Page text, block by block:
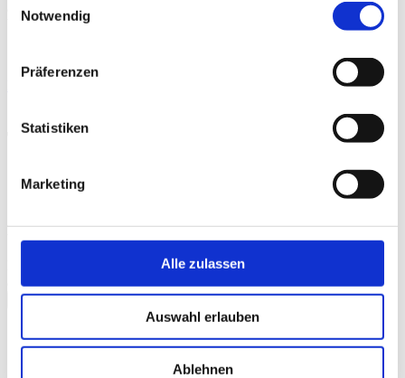
Notwendig
Präferenzen
Statistiken
Marketing
Alle zulassen
Auswahl erlauben
Ablehnen
am Puls der Zeit über gemischte Gefühle und den Mut, den es
braucht, sie in Reinform ertragen zu wollen.
Trailer
Kinotrailer "Frühstück bei Audrey"
akzeptieren Sie Präferenz-Cookies, um dieses Video
anzusehen.
schließen
Galerie